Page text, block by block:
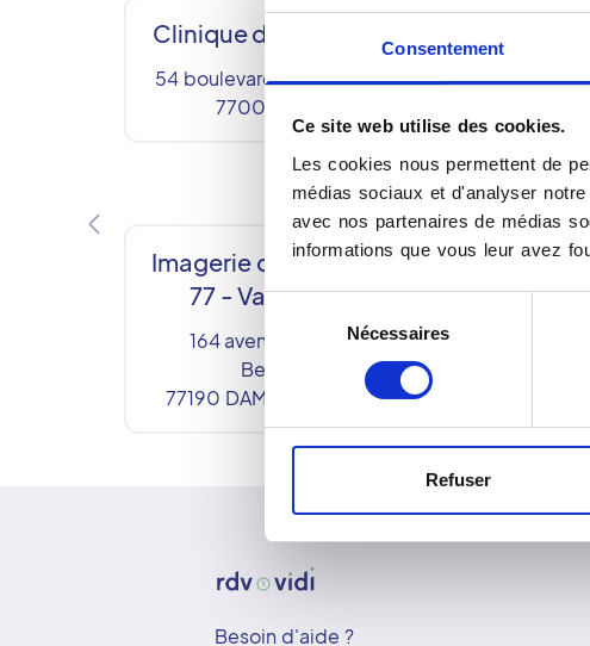
Consentement
Ce site web utilise des cookies.
Les cookies nous permettent de
médias sociaux et d'analyser
avec nos partenaires de médias
informations que vous leur avez
du
consentement
Nécessaires
Refuser
Clinique des Fontaines
54 boulevard aristide Briand
77000
77310
Imagerie du Santé Pôle
77 - Val de Seine
164 avenue Marcellin
Berthelot
77190 DAMMARIE LES LYS
Besoin d'aide ?